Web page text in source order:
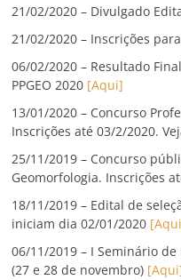
21/02/2020 – Divulgado
21/02/2020 – Inscrições
06/02/2020 – Resultado
PPGEO 2020 [Aqui]
13/01/2020 – Concurso
Inscrições até 03/2/2020.
25/11/2019 – Concurso
Geomorfologia. Inscrições
18/11/2019 – Edital de
iniciam dia 02/01/2020
06/11/2019 – I Seminário de
(27 e 28 de novembro)